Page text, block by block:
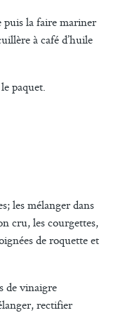
puis la faire mariner
à café d’huile
paquet.
les mélanger dans
cru, les courgettes,
de roquette et
de vinaigre
rectifier